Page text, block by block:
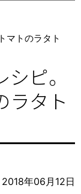
マトのラタト
ピ。
ラタト
2018年06月12日